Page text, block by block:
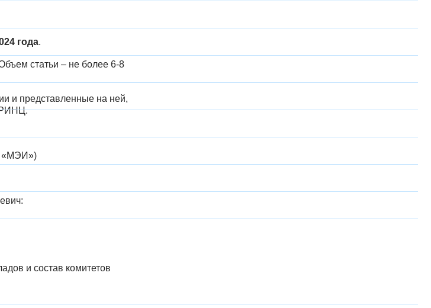
года.
статьи – не более 6-8
и представленные на ней,
РИНЦ.
«МЭИ»)
и состав комитетов